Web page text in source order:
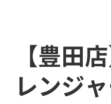
【豊田
レンジ